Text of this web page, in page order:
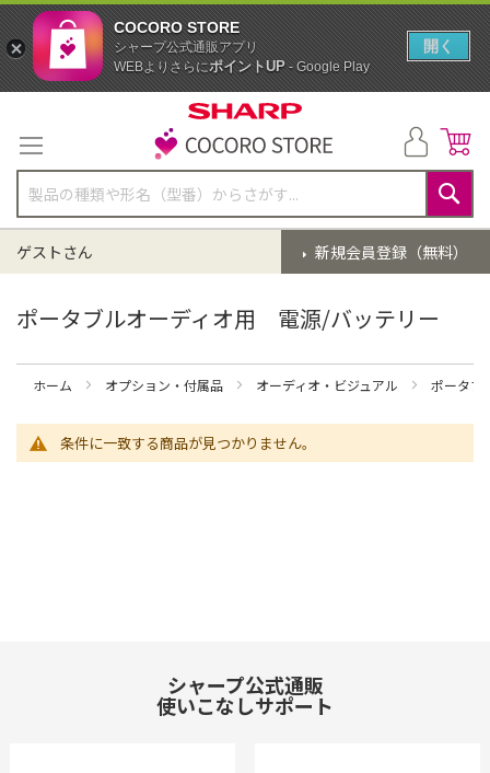
テ
ン
ツ
に
ス
キ
ッ
検
索
新規会員登録（無料）
ゲストさん
ポータブルオーディオ用 電源/バッテリー
ホーム オプション・付属品 オーディオ・ビジュアル ポータブ
条件に一致する商品が見つかりません。
シャープ公式通販
使いこなしサポート
COCORO STORE
シャープ公式通販アプリ
WEBよりさらにポイントUP- Google Play
開く